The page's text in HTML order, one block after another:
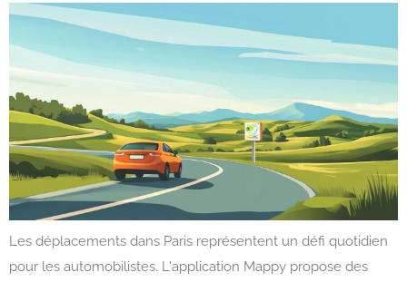
Les déplacements dans Paris représentent un défi quotidien
pour les automobilistes. L'application Mappy propose des